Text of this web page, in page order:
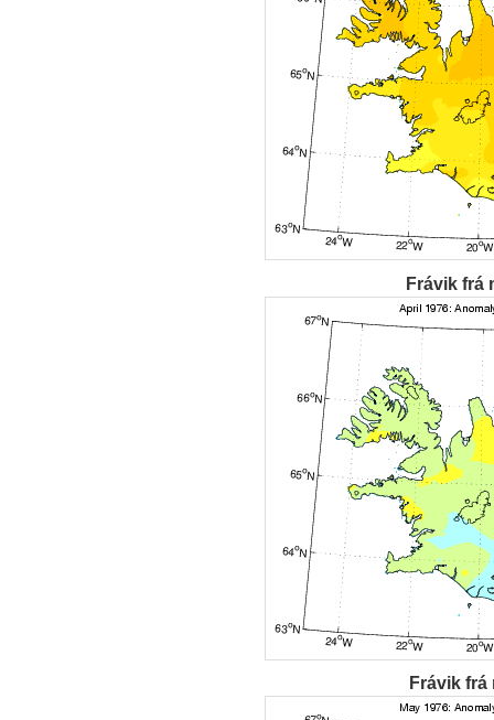
Frávik frá
Frávik frá